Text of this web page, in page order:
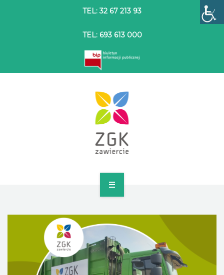
TEL: 32 67 213 93
TEL: 693 613 000
O SPÓŁCE
DLA MIESZKAŃCÓW
OFERTA